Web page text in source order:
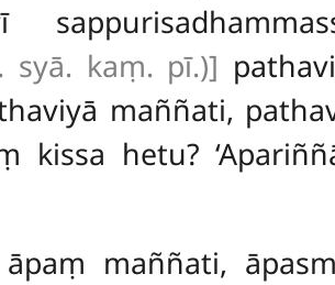
syā. kaṃ. pī.)]
maññati,
kissa hetu?
maññati,